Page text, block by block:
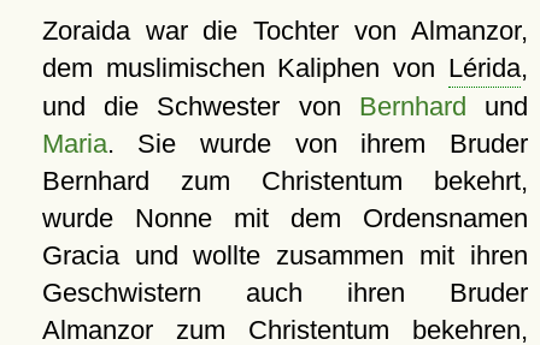
Zoraida war die Tochter von Almanzor,
dem muslimischen Kaliphen von Lérida,
und die Schwester von Bernhard und
Maria. Sie wurde von ihrem Bruder
Bernhard zum Christentum bekehrt,
wurde Nonne mit dem Ordensnamen
Gracia und wollte zusammen mit ihren
Geschwistern auch ihren Bruder
Almanzor zum Christentum bekehren,